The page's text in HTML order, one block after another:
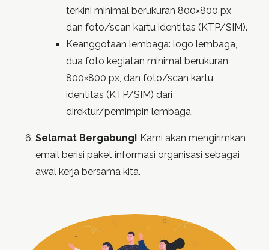
terkini minimal berukuran 800×800 px
dan foto/scan kartu identitas (KTP/SIM).
Keanggotaan lembaga: logo lembaga,
dua foto kegiatan minimal berukuran
800×800 px, dan foto/scan kartu
identitas (KTP/SIM) dari
direktur/pemimpin lembaga.
Selamat Bergabung! Kami akan mengirimkan
email berisi paket informasi organisasi sebagai
awal kerja bersama kita.